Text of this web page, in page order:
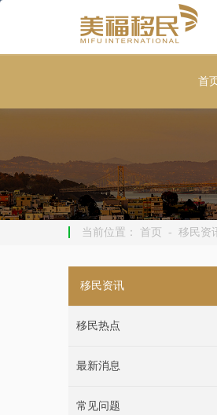
首页
当前位置： 首页 - 移民资
移民资讯
移民热点
最新消息
常见问题